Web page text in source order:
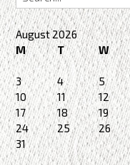
August 2026
M
T W
3
4 5
10
11 12
17
18 19
24
25 26
31